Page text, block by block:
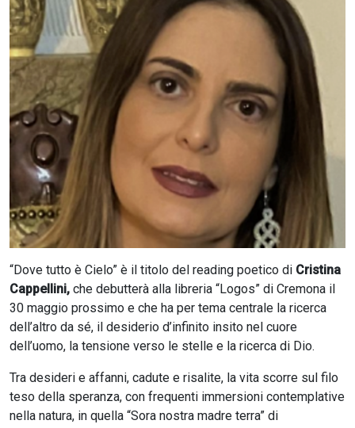
CERCA
“Dove tutto è Cielo” è il titolo del reading poetico di Cristina
Cappellini, che debutterà alla libreria “Logos” di Cremona il
30 maggio prossimo e che ha per tema centrale la ricerca
dell’altro da sé, il desiderio d’infinito insito nel cuore
dell’uomo, la tensione verso le stelle e la ricerca di Dio.
Tra desideri e affanni, cadute e risalite, la vita scorre sul filo
teso della speranza, con frequenti immersioni contemplative
nella natura, in quella “Sora nostra madre terra” di